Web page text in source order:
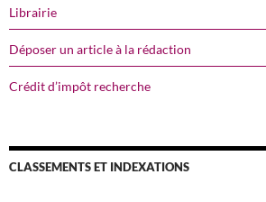
Librairie
Déposer un article à la rédaction
Crédit d’impôt recherche
CLASSEMENTS ET INDEXATIONS